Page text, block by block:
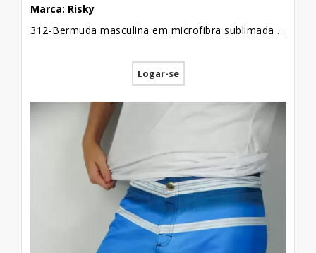
Para o mundo da moda, este tipo de peça
produções. Basta mudar a estampa e
pronto! Consegue-se uma nova peça. Você
que é revendedor e deseja investir na
revenda destas peças, pode ficar
despreocupado porque a moda é
inteiramente a favor do jeans estampado. É
para faturar em qualquer época e em
qualquer estação!
Marca: Risky
312-Bermuda masculina em microfibra sublimada com viés lateral listrada cinza chumbo, branco e azul
Logar-se